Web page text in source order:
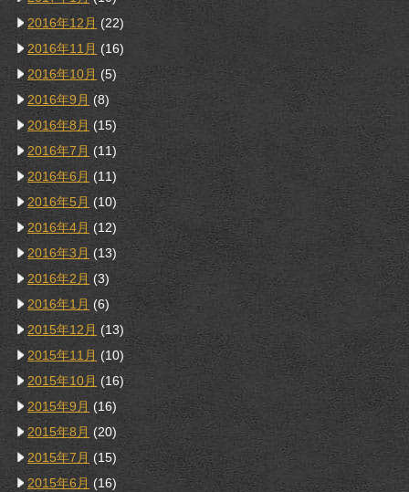
2016年12月 (22)
2016年11月 (16)
2016年10月 (5)
2016年9月 (8)
2016年8月 (15)
2016年7月 (11)
2016年6月 (11)
2016年5月 (10)
2016年4月 (12)
2016年3月 (13)
2016年2月 (3)
2016年1月 (6)
2015年12月 (13)
2015年11月 (10)
2015年10月 (16)
2015年9月 (16)
2015年8月 (20)
2015年7月 (15)
2015年6月 (16)